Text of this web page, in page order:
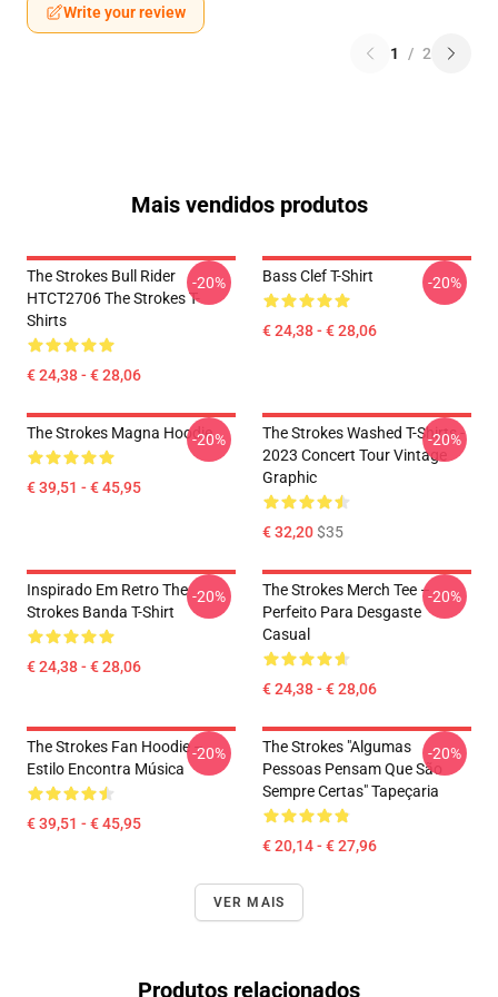
Write your review
1 / 2
Mais vendidos produtos
The Strokes Bull Rider
HTCT2706 The Strokes T-
Shirts
€ 24,38 - € 28,06
-20% Bass Clef T-Shirt
€ 24,38 - € 28,06
-20%
The Strokes Magna Hoodie
€ 39,51 - € 45,95
-20%
The Strokes Washed T-Shirts -
2023 Concert Tour Vintage
Graphic
€ 32,20$35
-20%
Inspirado Em Retro The
Strokes Banda T-Shirt
€ 24,38 - € 28,06
-20%
The Strokes Merch Tee –
Perfeito Para Desgaste
Casual
€ 24,38 - € 28,06
-20%
The Strokes Fan Hoodie –
Estilo Encontra Música
€ 39,51 - € 45,95
-20%
The Strokes "Algumas
Pessoas Pensam Que São
Sempre Certas" Tapeçaria
€ 20,14 - € 27,96
-20%
VER MAIS
Produtos relacionados